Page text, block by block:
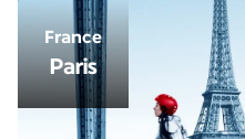
France
Paris